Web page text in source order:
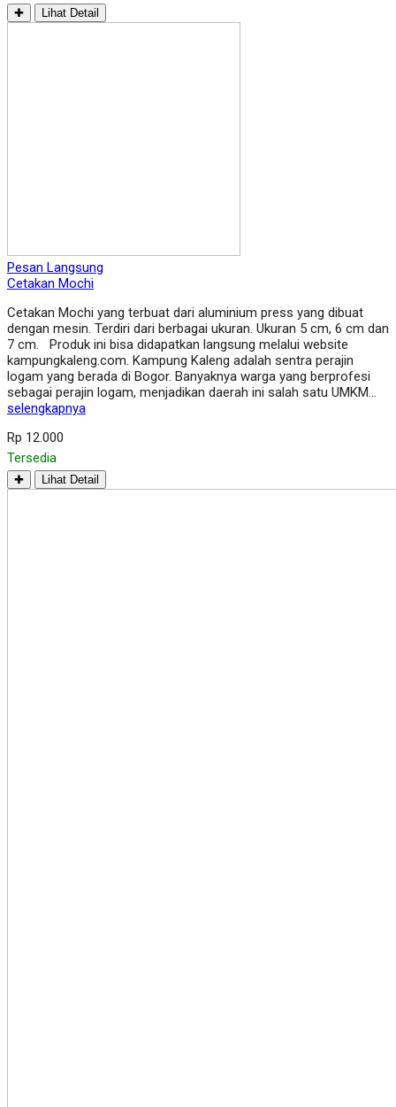
✚ Lihat Detail
Pesan Langsung
Cetakan Mochi
Cetakan Mochi yang terbuat dari aluminium press yang dibuat
dengan mesin. Terdiri dari berbagai ukuran. Ukuran 5 cm, 6 cm dan
7 cm. Produk ini bisa didapatkan langsung melalui website
kampungkaleng.com. Kampung Kaleng adalah sentra perajin
logam yang berada di Bogor. Banyaknya warga yang berprofesi
sebagai perajin logam, menjadikan daerah ini salah satu UMKM…
selengkapnya
Rp 12.000
Tersedia
✚ Lihat Detail